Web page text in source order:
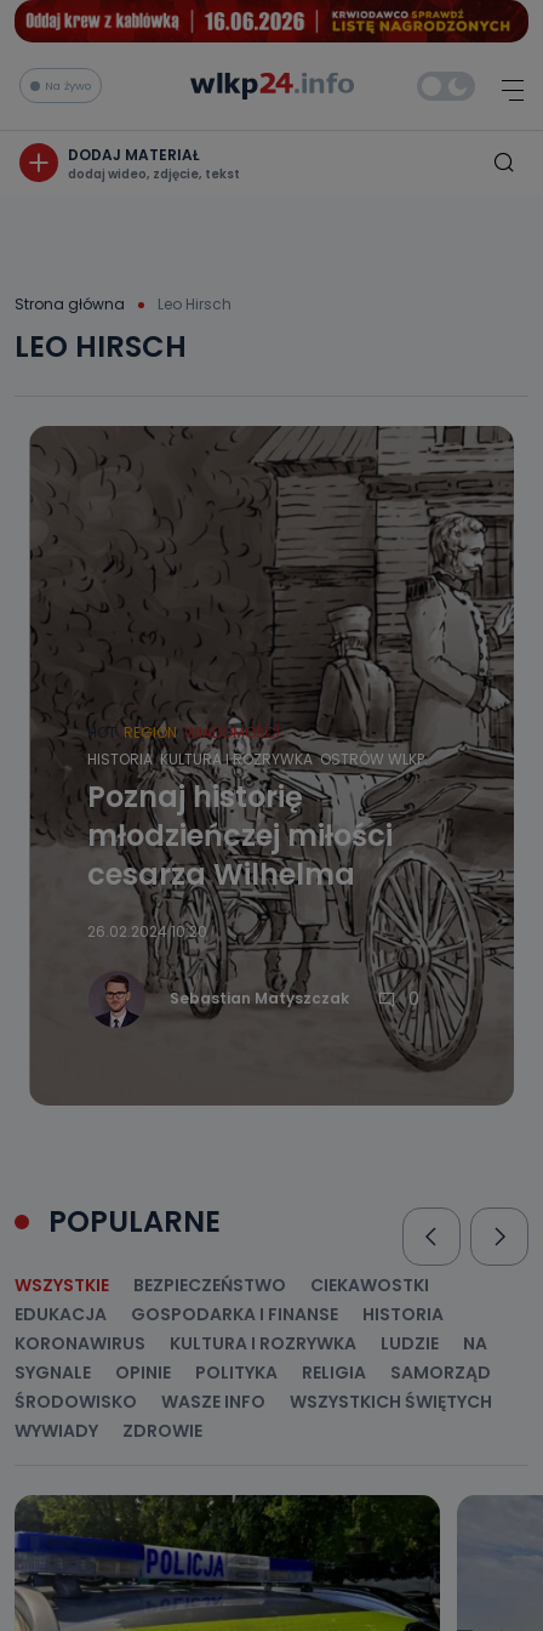
Na żywo
DODAJ MATERIAŁ
dodaj wideo, zdjęcie, tekst
Strona główna Leo Hirsch
LEO HIRSCH
HOT REGION WIADOMOŚCI
HISTORIA KULTURA I ROZRYWKA OSTRÓW WLKP.
Poznaj historię
młodzieńczej miłości
cesarza Wilhelma
26.02.2024 10:20
Sebastian Matyszczak 0
POPULARNE
WSZYSTKIE BEZPIECZEŃSTWO
CIEKAWOSTKI
EDUKACJA
GOSPODARKA I FINANSE
HISTORIA
KORONAWIRUS
KULTURA I ROZRYWKA LUDZIE
NA
SYGNALE
OPINIE POLITYKA RELIGIA
SAMORZĄD
ŚRODOWISKO
WASZE INFO
WSZYSTKICH ŚWIĘTYCH
WYWIADY
ZDROWIE